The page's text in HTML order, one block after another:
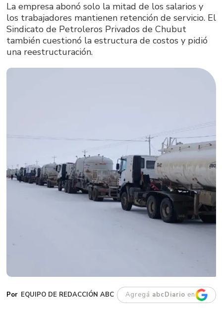
La empresa abonó solo la mitad de los salarios y
los trabajadores mantienen retención de servicio. El
Sindicato de Petroleros Privados de Chubut
también cuestionó la estructura de costos y pidió
una reestructuración.
EQUIPO DE REDACCIÓN ABC Agregá abcDiario en